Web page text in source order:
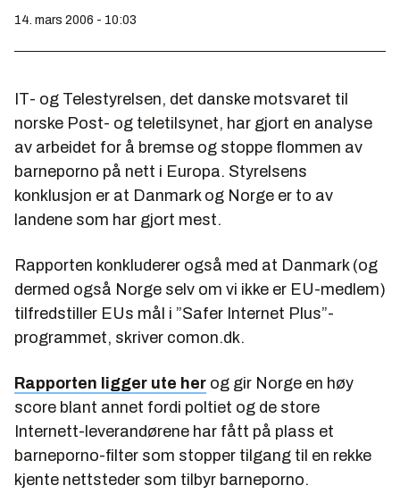
14. mars 2006 - 10:03
IT- og Telestyrelsen, det danske motsvaret til
norske Post- og teletilsynet, har gjort en analyse
av arbeidet for å bremse og stoppe flommen av
barneporno på nett i Europa. Styrelsens
konklusjon er at Danmark og Norge er to av
landene som har gjort mest.
Rapporten konkluderer også med at Danmark (og
dermed også Norge selv om vi ikke er EU-medlem)
tilfredstiller EUs mål i ”Safer Internet Plus”-
programmet, skriver comon.dk.
Rapporten ligger ute her og gir Norge en høy
score blant annet fordi poltiet og de store
Internett-leverandørene har fått på plass et
barneporno-filter som stopper tilgang til en rekke
kjente nettsteder som tilbyr barneporno.